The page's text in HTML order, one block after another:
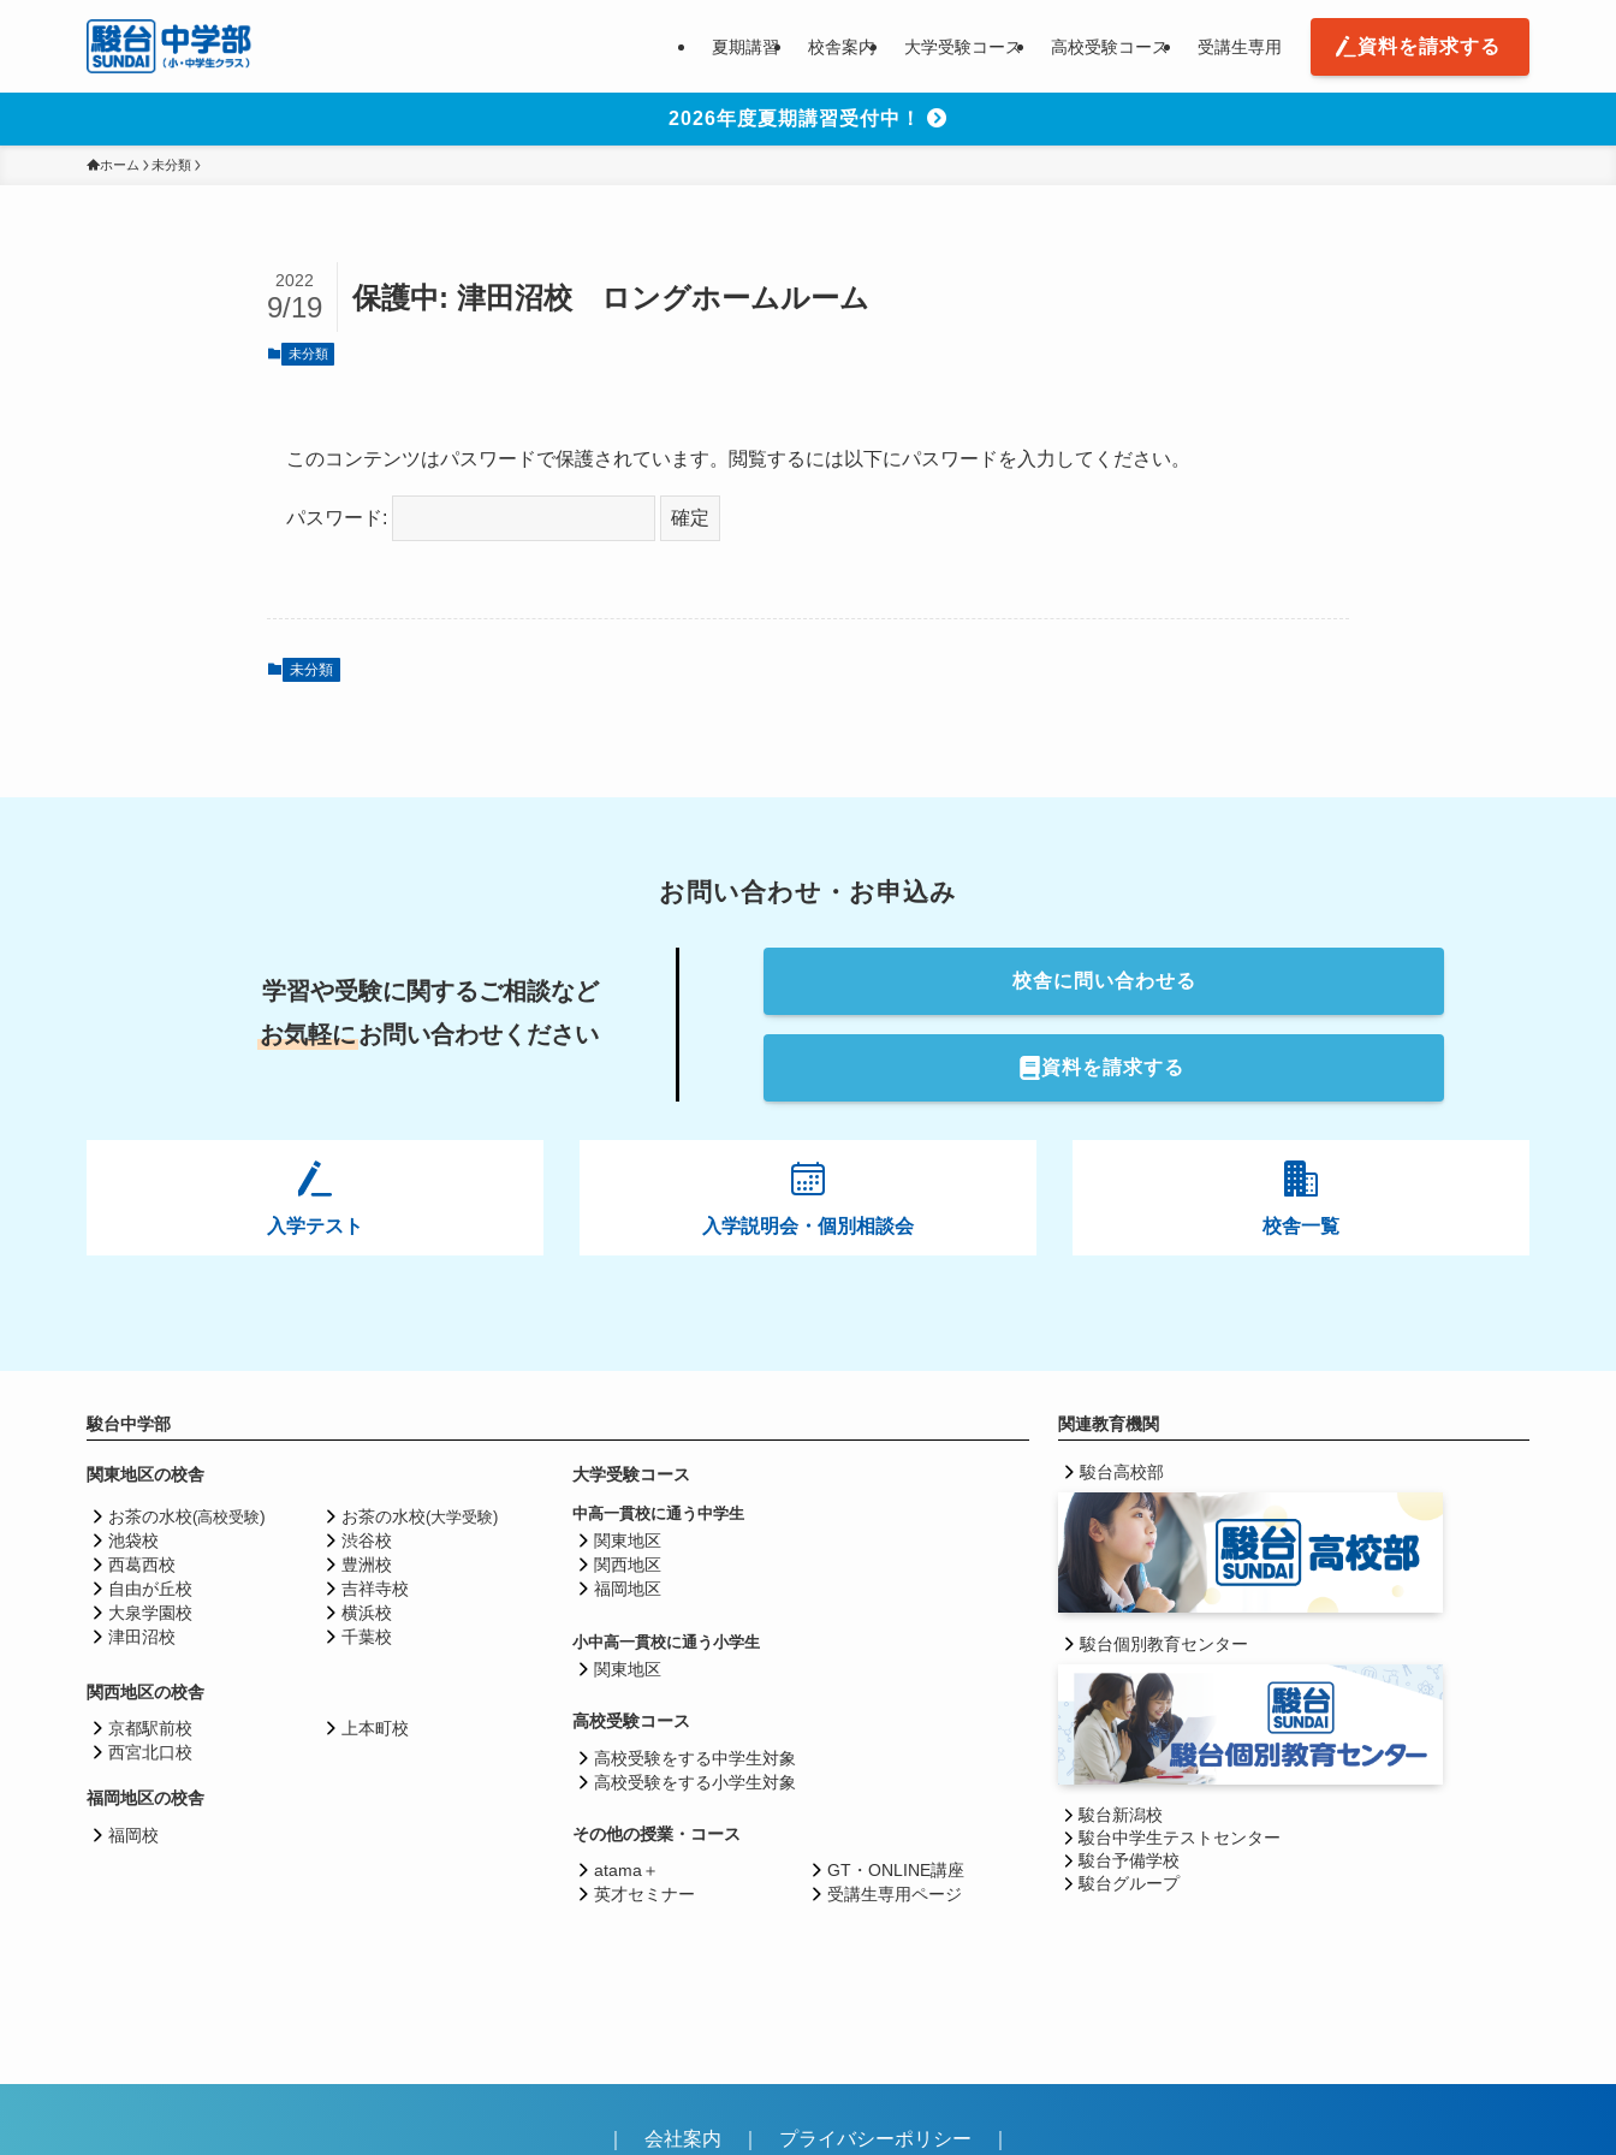
夏期講習 校舎案内 大学受験コース 高校受験コース 受講生専用 資料を請求する
2026年度夏期講習受付中！
ホーム 未分類
保護中: 津田沼校 ロングホームルーム
2022
9/19
未分類
このコンテンツはパスワードで保護されています。閲覧するには以下にパスワードを入力してください。
パスワード:
未分類
お問い合わせ・お申込み
学習や受験に関するご相談など
お気軽にお問い合わせください
校舎に問い合わせる
資料を請求する
入学テスト 入学説明会・個別相談会 校舎一覧
駿台中学部
関東地区の校舎
お茶の水校(高校受験)
池袋校
西葛西校
自由が丘校
大泉学園校
津田沼校
お茶の水校(大学受験)
渋谷校
豊洲校
吉祥寺校
横浜校
千葉校
関西地区の校舎
京都駅前校
西宮北口校
上本町校
福岡地区の校舎
福岡校
大学受験コース
中高一貫校に通う中学生
関東地区
関西地区
福岡地区
小中高一貫校に通う小学生
関東地区
高校受験コース
高校受験をする中学生対象
高校受験をする小学生対象
その他の授業・コース
atama＋
英才セミナー
GT・ONLINE講座
受講生専用ページ
関連教育機関
駿台高校部
駿台個別教育センター
駿台新潟校
駿台中学生テストセンター
駿台予備学校
駿台グループ
会社案内 プライバシーポリシー